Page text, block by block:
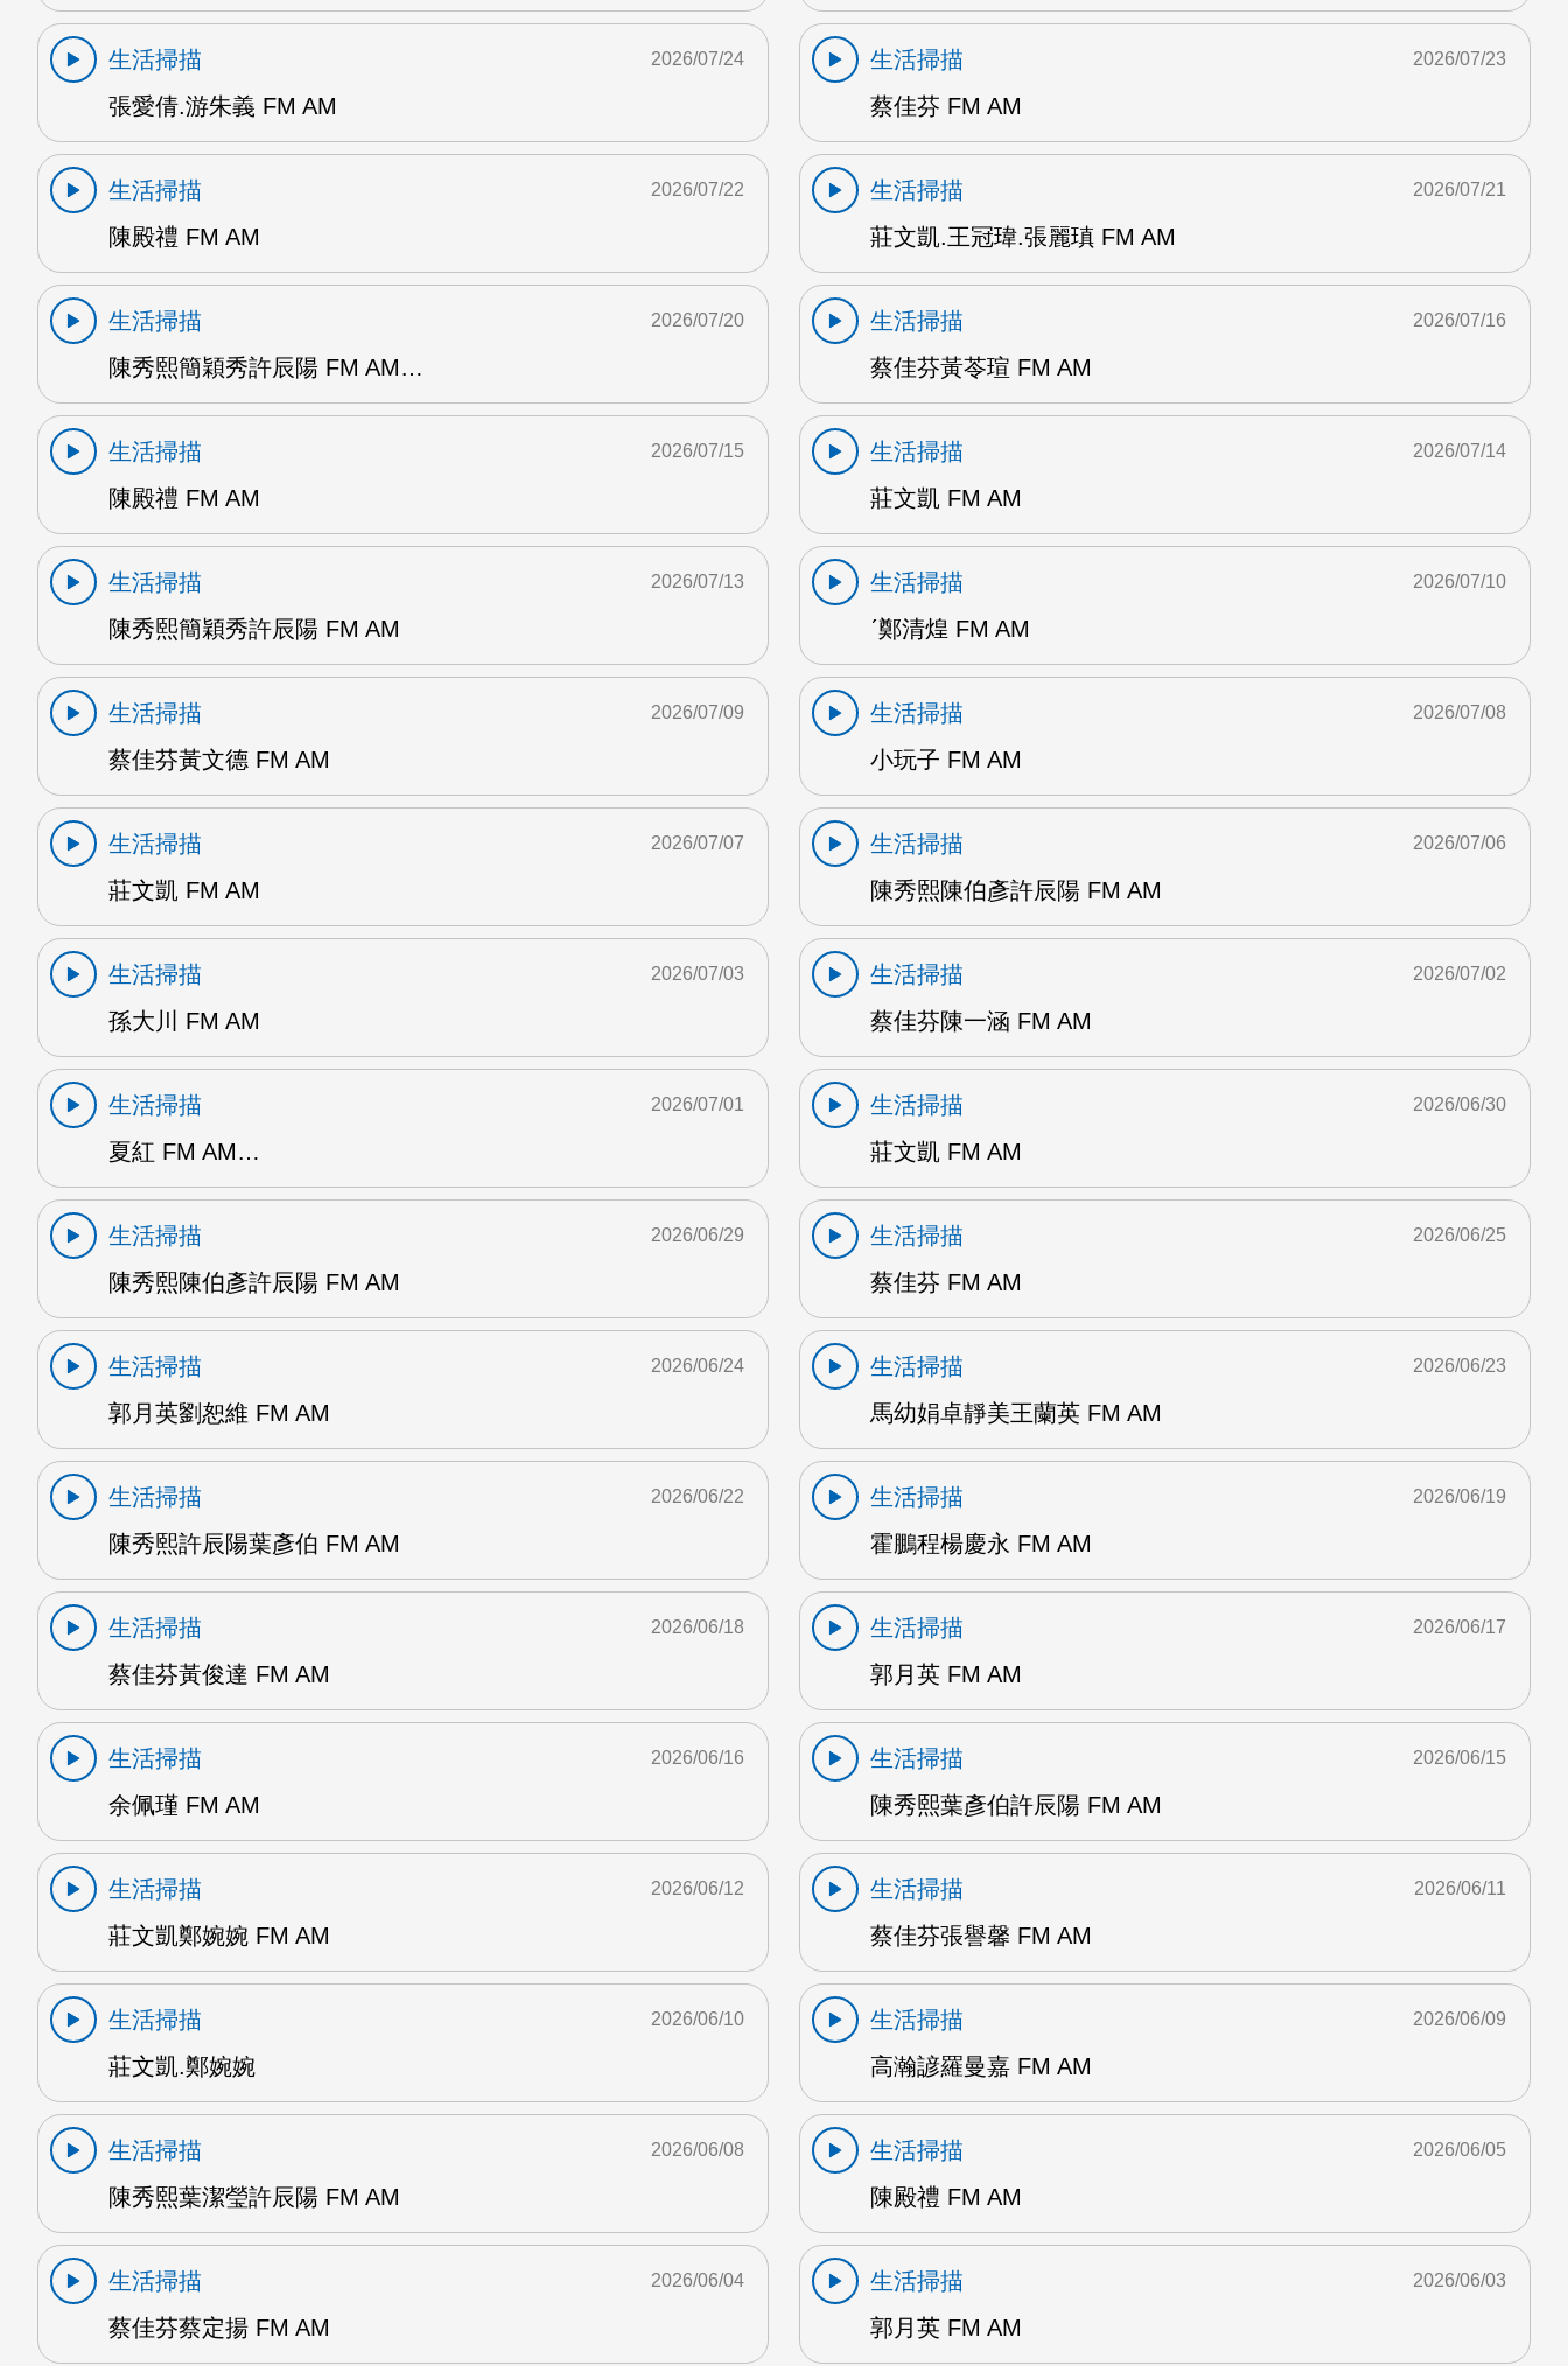
生活掃描
張愛倩.游朱義 FM AM
2026/07/24
生活掃描
蔡佳芬 FM AM
2026/07/23
生活掃描
陳殿禮 FM AM
2026/07/22
生活掃描
莊文凱.王冠瑋.張麗瑱 FM AM
2026/07/21
生活掃描
陳秀熙簡穎秀許辰陽 FM AM…
2026/07/20
生活掃描
蔡佳芬黃苓瑄 FM AM
2026/07/16
生活掃描
陳殿禮 FM AM
2026/07/15
生活掃描
莊文凱 FM AM
2026/07/14
生活掃描
陳秀熙簡穎秀許辰陽 FM AM
2026/07/13
生活掃描
ˊ鄭清煌 FM AM
2026/07/10
生活掃描
蔡佳芬黃文德 FM AM
2026/07/09
生活掃描
小玩子 FM AM
2026/07/08
生活掃描
莊文凱 FM AM
2026/07/07
生活掃描
陳秀熙陳伯彥許辰陽 FM AM
2026/07/06
生活掃描
孫大川 FM AM
2026/07/03
生活掃描
蔡佳芬陳一涵 FM AM
2026/07/02
生活掃描
夏紅 FM AM…
2026/07/01
生活掃描
莊文凱 FM AM
2026/06/30
生活掃描
陳秀熙陳伯彥許辰陽 FM AM
2026/06/29
生活掃描
蔡佳芬 FM AM
2026/06/25
生活掃描
郭月英劉恕維 FM AM
2026/06/24
生活掃描
馬幼娟卓靜美王蘭英 FM AM
2026/06/23
生活掃描
陳秀熙許辰陽葉彥伯 FM AM
2026/06/22
生活掃描
霍鵬程楊慶永 FM AM
2026/06/19
生活掃描
蔡佳芬黃俊達 FM AM
2026/06/18
生活掃描
郭月英 FM AM
2026/06/17
生活掃描
余佩瑾 FM AM
2026/06/16
生活掃描
陳秀熙葉彥伯許辰陽 FM AM
2026/06/15
生活掃描
莊文凱鄭婉婉 FM AM
2026/06/12
生活掃描
蔡佳芬張譽馨 FM AM
2026/06/11
生活掃描
莊文凱.鄭婉婉
2026/06/10
生活掃描
高瀚諺羅曼嘉 FM AM
2026/06/09
生活掃描
陳秀熙葉潔瑩許辰陽 FM AM
2026/06/08
生活掃描
陳殿禮 FM AM
2026/06/05
生活掃描
蔡佳芬蔡定揚 FM AM
2026/06/04
生活掃描
郭月英 FM AM
2026/06/03